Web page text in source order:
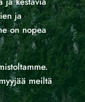
ja
on nopea
meiltä